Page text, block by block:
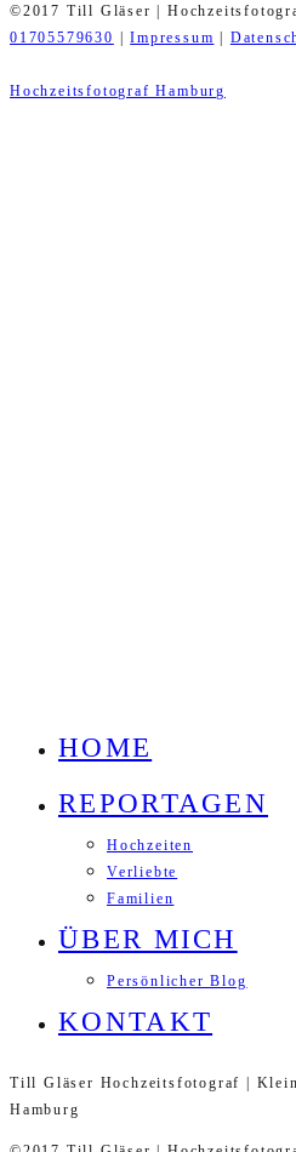
©2017 Till Gläser |
01705579630
|Impressum
Hochzeitsfotograf Hamburg
HOME
REPORTAGEN
Hochzeiten
Verliebte
Familien
ÜBER MICH
Persönlicher Blog
KONTAKT
Till Gläser Hochzeitsfotograf |
Hamburg